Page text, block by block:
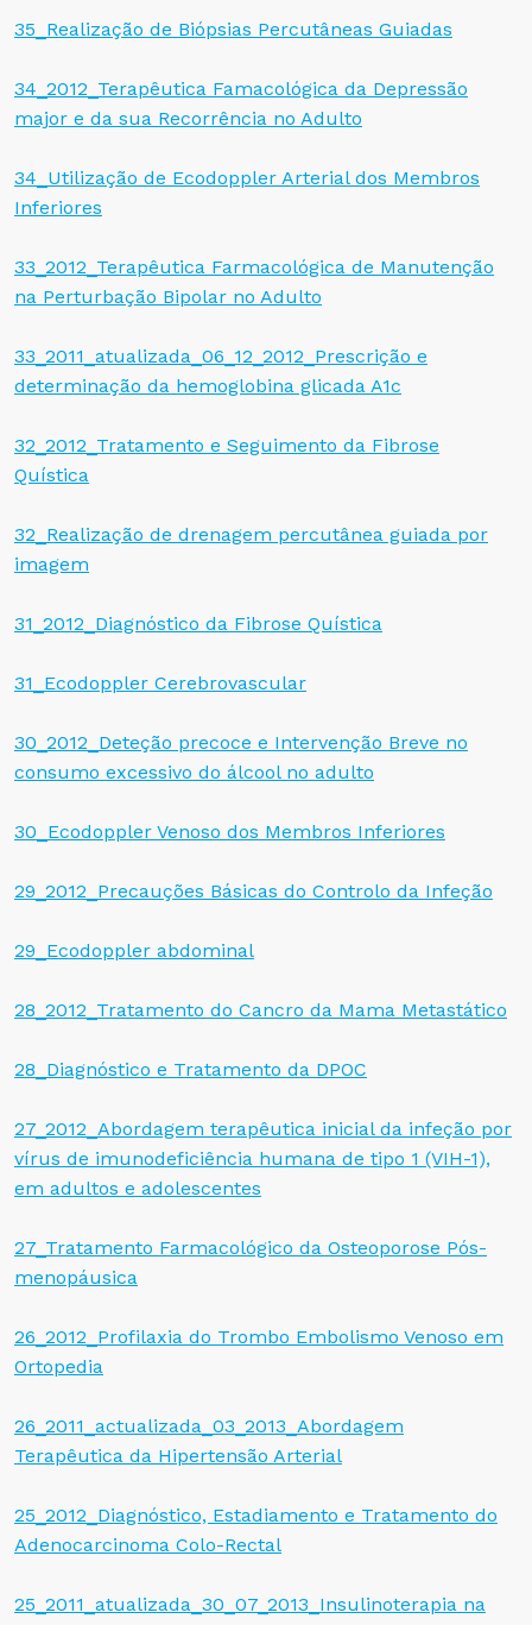
35_Realização de Biópsias Percutâneas Guiadas
34_2012_Terapêutica Famacológica da Depressão
major e da sua Recorrência no Adulto
34_Utilização de Ecodoppler Arterial dos Membros
Inferiores
33_2012_Terapêutica Farmacológica de Manutenção
na Perturbação Bipolar no Adulto
33_2011_atualizada_06_12_2012_Prescrição e
determinação da hemoglobina glicada A1c
32_2012_Tratamento e Seguimento da Fibrose
Quística
32_Realização de drenagem percutânea guiada por
imagem
31_2012_Diagnóstico da Fibrose Quística
31_Ecodoppler Cerebrovascular
30_2012_Deteção precoce e Intervenção Breve no
consumo excessivo do álcool no adulto
30_Ecodoppler Venoso dos Membros Inferiores
29_2012_Precauções Básicas do Controlo da Infeção
29_Ecodoppler abdominal
28_2012_Tratamento do Cancro da Mama Metastático
28_Diagnóstico e Tratamento da DPOC
27_2012_Abordagem terapêutica inicial da infeção por
vírus de imunodeficiência humana de tipo 1 (VIH-1),
em adultos e adolescentes
27_Tratamento Farmacológico da Osteoporose Pós-
menopáusica
26_2012_Profilaxia do Trombo Embolismo Venoso em
Ortopedia
26_2011_actualizada_03_2013_Abordagem
Terapêutica da Hipertensão Arterial
25_2012_Diagnóstico, Estadiamento e Tratamento do
Adenocarcinoma Colo-Rectal
25_2011_atualizada_30_07_2013_Insulinoterapia na